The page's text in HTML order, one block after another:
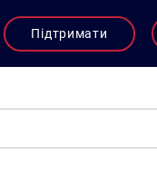
Підтримати